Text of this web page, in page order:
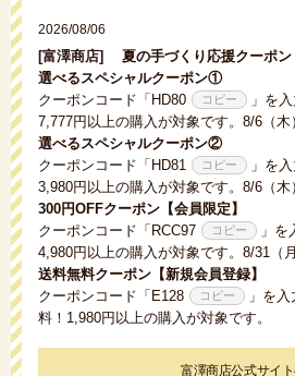
2026/08/06
[富澤商店]
夏の手づくり応援クーポン
選べるスペシャルクーポン①
クーポンコード「HD80
」を
7,777円以上の購入が対象です。8/6（木
選べるスペシャルクーポン②
クーポンコード「HD81
」を
3,980円以上の購入が対象です。8/6（木
300円OFFクーポン【会員限定】
クーポンコード「RCC97
」を
4,980円以上の購入が対象です。8/31（
送料無料クーポン【新規会員登録】
クーポンコード「E128
」を
料！1,980円以上の購入が対象です。
富澤商店公式サイ